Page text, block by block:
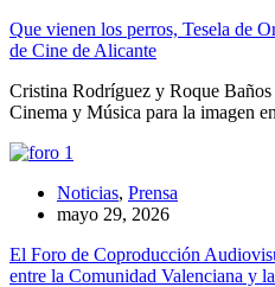
Que vienen los perros, Tesela de
de Cine de Alicante
Cristina Rodríguez y Roque
Cinema y Música para la imagen
Noticias, Prensa
mayo 29, 2026
El Foro de Coproducción
entre la Comunidad Valenciana y